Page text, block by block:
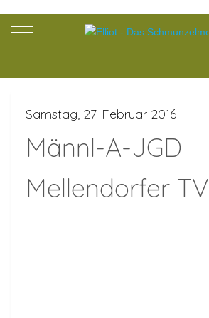
Mobile Menu Toggle
Samstag, 27. Februar 2016
Männl-A-JGD
Mellendorfer TV